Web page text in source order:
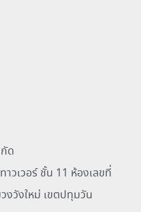
ด
วเวอร์ ชั้น 11 ห้องเลขที่
งวังใหม่ เขตปทุมวัน